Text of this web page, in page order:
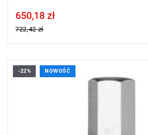
Price tax included
650,18 zł
722,42 zł
-22% NOWOŚĆ